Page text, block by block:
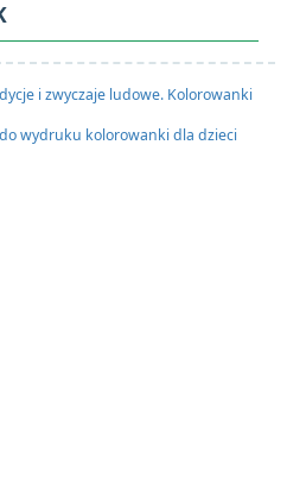
i zwyczaje ludowe. Kolorowanki
wydruku kolorowanki dla dzieci